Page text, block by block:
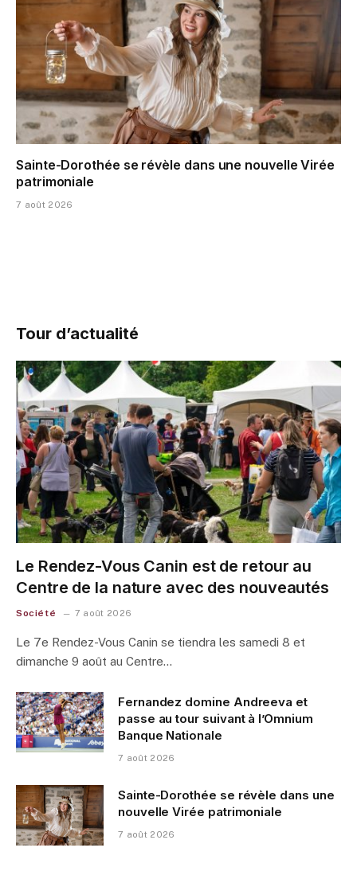
Sainte-Dorothée se révèle dans une nouvelle Virée
patrimoniale
7 août 2026
Tour d’actualité
Le Rendez-Vous Canin est de retour au
Centre de la nature avec des nouveautés
Société 7 août 2026
Le 7e Rendez-Vous Canin se tiendra les samedi 8 et
dimanche 9 août au Centre…
Fernandez domine Andreeva et
passe au tour suivant à l’Omnium
Banque Nationale
7 août 2026
Sainte-Dorothée se révèle dans une
nouvelle Virée patrimoniale
7 août 2026